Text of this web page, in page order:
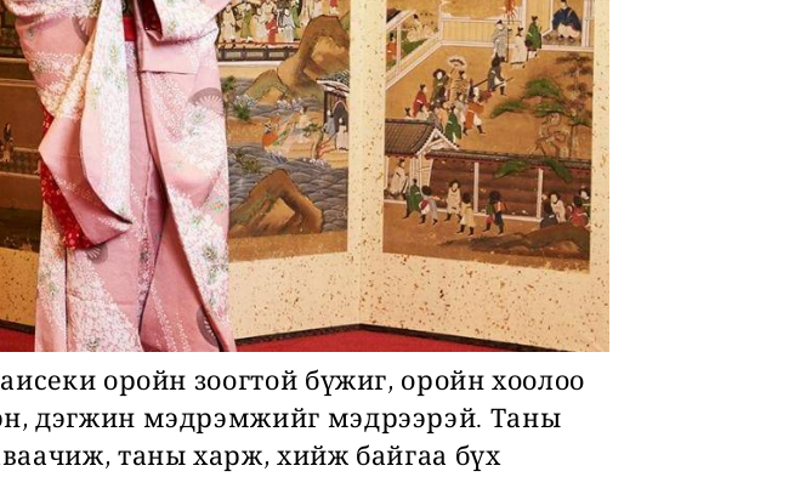
оройн зоогтой бүжиг, оройн хоолоо
дэгжин мэдрэмжийг мэдрээрэй. Таны
таны харж, хийж байгаа бүх